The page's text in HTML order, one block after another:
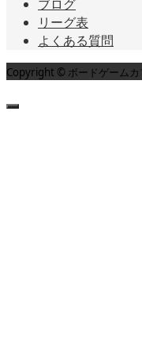
ブログ
リーグ表
よくある質問
Copyright © ボードゲームカ